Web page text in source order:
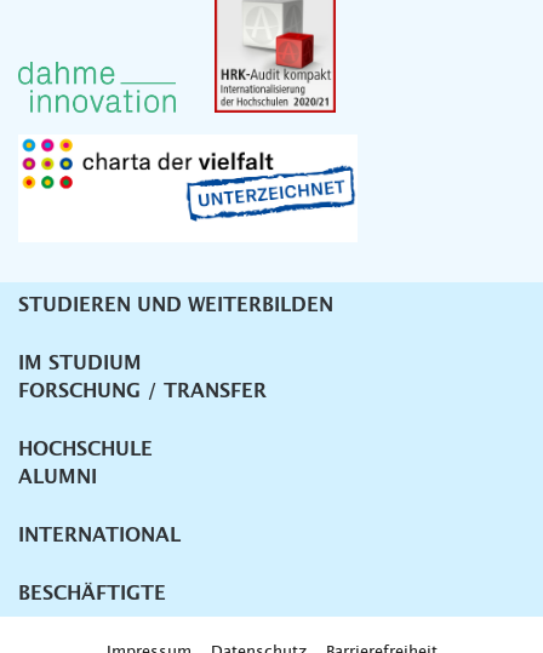
Unternavigation
STUDIEREN UND WEITERBILDEN
IM STUDIUM
FORSCHUNG / TRANSFER
HOCHSCHULE
ALUMNI
INTERNATIONAL
BESCHÄFTIGTE